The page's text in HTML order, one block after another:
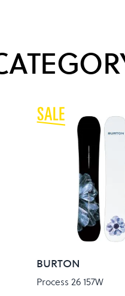
BURTON
Process 26 157W